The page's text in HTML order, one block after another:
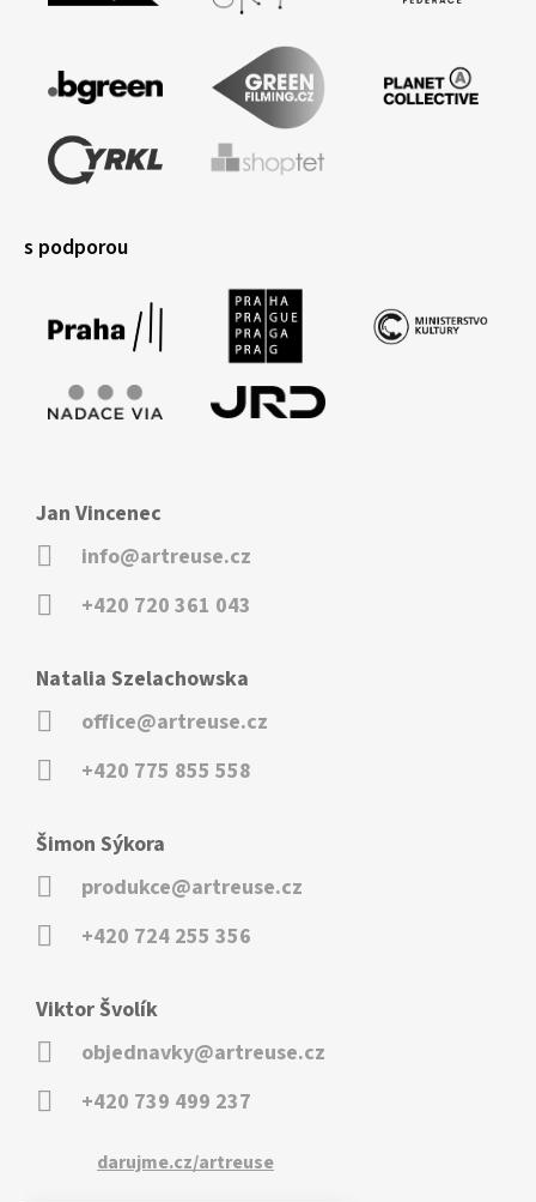
s podporou
Jan Vincenec
info@artreuse.cz
+420 720 361 043
Natalia Szelachowska
office@artreuse.cz
+420 775 855 558
Šimon Sýkora
produkce@artreuse.cz
+420 724 255 356
Viktor Švolík
objednavky@artreuse.cz
+420 739 499 237
darujme.cz/artreuse